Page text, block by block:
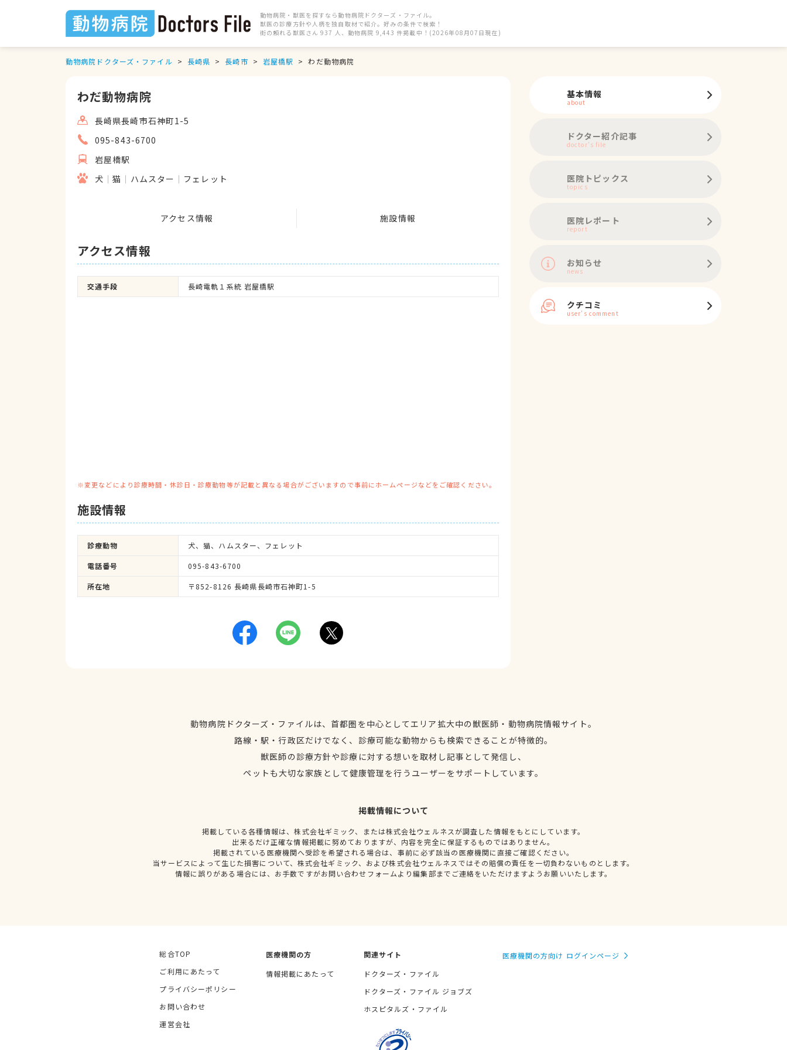
動物病院・獣医を探すなら動物病院ドクターズ・ファイル。
獣医の診療方針や人柄を独自取材で紹介。好みの条件で検索！
街の頼れる獣医さん 937 人、動物病院 9,443 件掲載中！(2026年08月07日現在)
動物病院ドクターズ・ファイル 長崎県 長崎市 岩屋橋駅 わだ動物病院
わだ動物病院
長崎県長崎市石神町1-5
095-843-6700
岩屋橋駅
犬
猫 ハムスター フェレット
アクセス情報 施設情報
アクセス情報
交通手段 長崎電軌１系統 岩屋橋駅
※変更などにより診療時間・休診日・診療動物等が記載と異なる場合がございますので事前にホームページなどをご確認ください。
施設情報
診療動物 犬、猫、ハムスター、フェレット
電話番号 095-843-6700
所在地 〒852-8126 長崎県長崎市石神町1-5
基本情報
about
ドクター紹介記事
doctor's file
医院トピックス
topics
医院レポート
report
お知らせ
news
クチコミ
user's comment
動物病院ドクターズ・ファイルは、首都圏を中心としてエリア拡大中の獣医師・動物病院情報サイト。
路線・駅・行政区だけでなく、診療可能な動物からも検索できることが特徴的。
獣医師の診療方針や診療に対する想いを取材し記事として発信し、
ペットも大切な家族として健康管理を行うユーザーをサポートしています。
掲載情報について
掲載している各種情報は、株式会社ギミック、または株式会社ウェルネスが調査した情報をもとにしています。
出来るだけ正確な情報掲載に努めておりますが、内容を完全に保証するものではありません。
掲載されている医療機関へ受診を希望される場合は、事前に必ず該当の医療機関に直接ご確認ください。
当サービスによって生じた損害について、株式会社ギミック、および株式会社ウェルネスではその賠償の責任を一切負わないものとします。
情報に誤りがある場合には、お手数ですがお問い合わせフォームより編集部までご連絡をいただけますようお願いいたします。
総合TOP
ご利用にあたって
プライバシーポリシー
お問い合わせ
運営会社
医療機関の方
情報掲載にあたって
関連サイト
ドクターズ・ファイル
ドクターズ・ファイル ジョブズ
ホスピタルズ・ファイル
医療機関の方向け ログインページ